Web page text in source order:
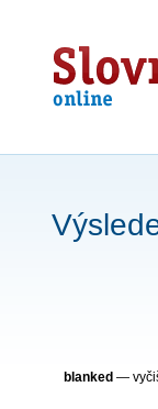
Slovník
online
blanked —